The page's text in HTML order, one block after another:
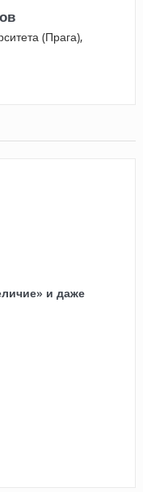
(Прага),
и даже